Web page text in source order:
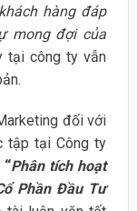
hàng đáp
mong đợi của
tại công ty vẫn
đối với
tập tại Công ty
“Phân tích hoạt
Phần Đầu Tư